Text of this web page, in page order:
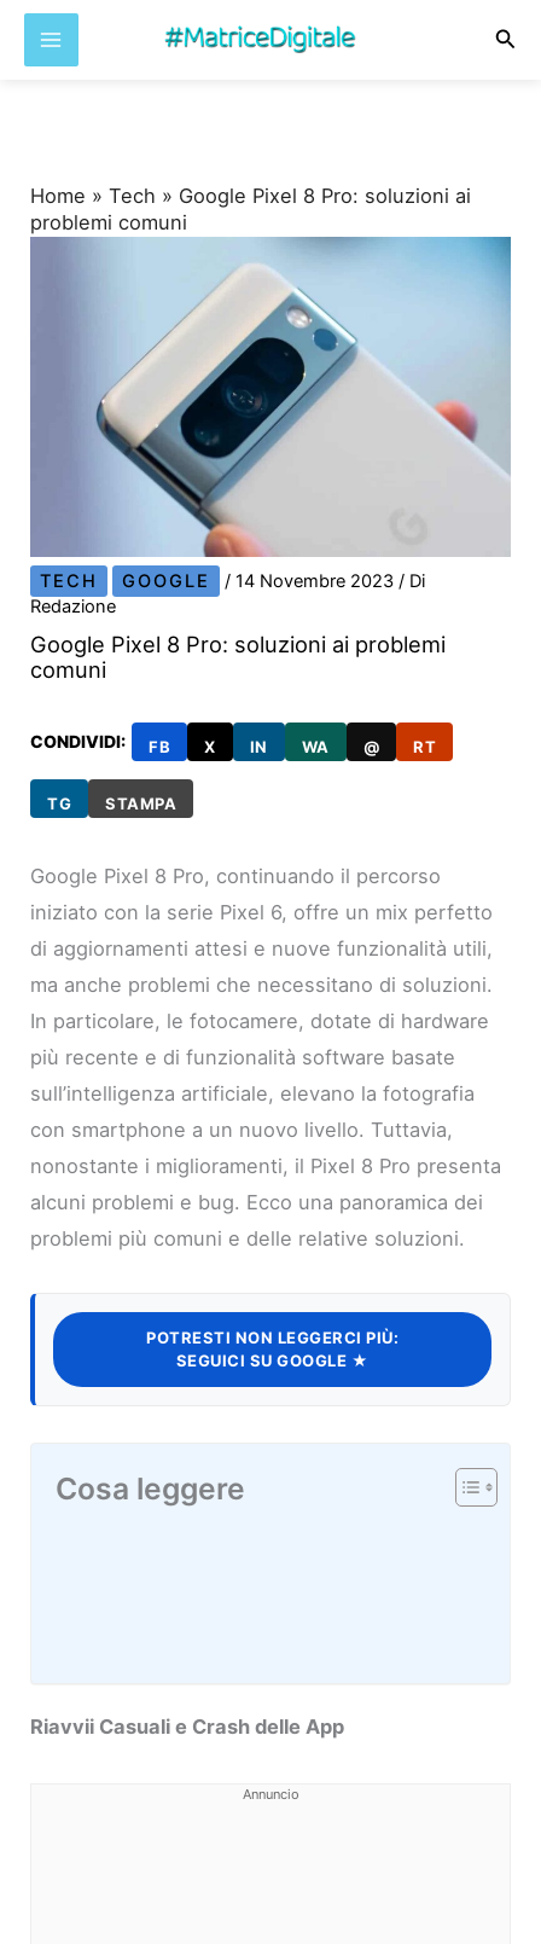
Home »Tech » Google Pixel 8 Pro: soluzioni ai
problemi comuni
TECH GOOGLE /14 Novembre 2023/ Di
Redazione
Google Pixel 8 Pro: soluzioni ai problemi
comuni
CONDIVIDI: FB X IN WA @ RT
TG STAMPA
Google Pixel 8 Pro, continuando il percorso
iniziato con la serie Pixel 6, offre un mix perfetto
di aggiornamenti attesi e nuove funzionalità utili,
ma anche problemi che necessitano di soluzioni.
In particolare, le fotocamere, dotate di hardware
più recente e di funzionalità software basate
sull’intelligenza artificiale, elevano la fotografia
con smartphone a un nuovo livello. Tuttavia,
nonostante i miglioramenti, il Pixel 8 Pro presenta
alcuni problemi e bug. Ecco una panoramica dei
problemi più comuni e delle relative soluzioni.
POTRESTI NON LEGGERCI PIÙ:
SEGUICI SU GOOGLE ★
Cosa leggere
Riavvii Casuali e Crash delle App
Annuncio